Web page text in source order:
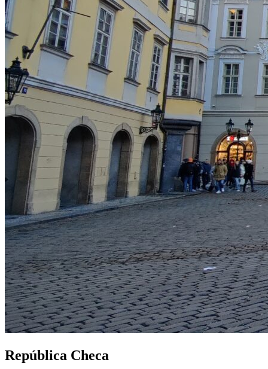
República Checa